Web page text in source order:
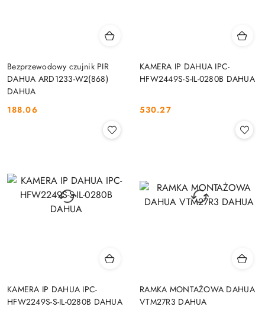
Bezprzewodowy czujnik PIR
DAHUA ARD1233-W2(868)
DAHUA
Cena:
188.06
KAMERA IP DAHUA IPC-
HFW2449S-S-IL-0280B DAHUA
Cena:
530.27
KAMERA IP DAHUA IPC-
HFW2249S-S-IL-0280B DAHUA
RAMKA MONTAŻOWA DAHUA
VTM27R3 DAHUA